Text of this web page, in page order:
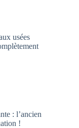
usées
: l’ancien
!